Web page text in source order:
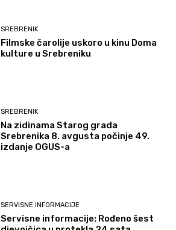
SREBRENIK
Filmske čarolije uskoro u kinu Doma
kulture u Srebreniku
SREBRENIK
Na zidinama Starog grada
Srebrenika 8. avgusta počinje 49.
izdanje OGUS-a
SERVISNE INFORMACIJE
Servisne informacije: Rođeno šest